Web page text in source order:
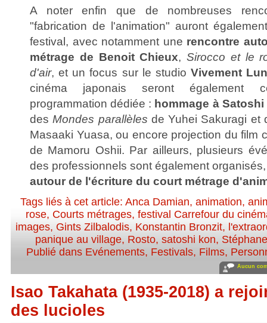
A noter enfin que de nombreuses
"fabrication de l'animation" auront
festival, avec notamment une rencontre
métrage de Benoit Chieux,Sirocco et le
d'air, et un focus sur le studioVivement
cinéma japonais seront également
programmation dédiée : hommage à Satoshi
desMondes parallèles de Yuhei Sakuragi et
Masaaki Yuasa, ou encore projection du film
de Mamoru Oshii. Par ailleurs, plusieurs
des professionnels sont également
autour de l'écriture du court métrage
Tags liés à cet article: Anca Damian, animation,
rose, Courts métrages, festival Carrefour du
images, Gints Zilbalodis, Konstantin Bronzit,
panique au village, Rosto,satoshi kon,
Publié dans Evénements, Festivals, Films,
Aucun
Isao Takahata (1935-2018) a
des lucioles